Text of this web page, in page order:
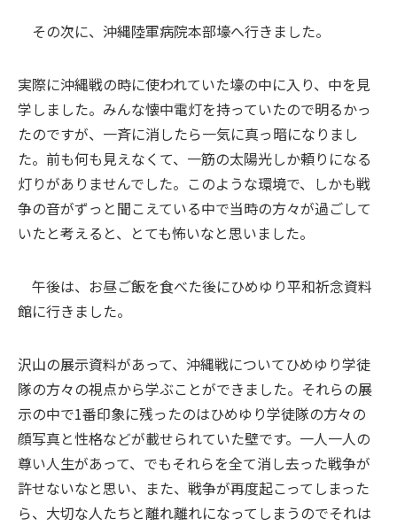
その次に、沖縄陸軍病院本部壕へ行きました。
実際に沖縄戦の時に使われていた壕の中に入り、中を見
学しました。みんな懐中電灯を持っていたので明るかっ
たのですが、一斉に消したら一気に真っ暗になりまし
た。前も何も見えなくて、一筋の太陽光しか頼りになる
灯りがありませんでした。このような環境で、しかも戦
争の音がずっと聞こえている中で当時の方々が過ごして
いたと考えると、とても怖いなと思いました。
午後は、お昼ご飯を食べた後にひめゆり平和祈念資料
館に行きました。
沢山の展示資料があって、沖縄戦についてひめゆり学徒
隊の方々の視点から学ぶことができました。それらの展
示の中で1番印象に残ったのはひめゆり学徒隊の方々の
顔写真と性格などが載せられていた壁です。一人一人の
尊い人生があって、でもそれらを全て消し去った戦争が
許せないなと思い、また、戦争が再度起こってしまった
ら、大切な人たちと離れ離れになってしまうのでそれは